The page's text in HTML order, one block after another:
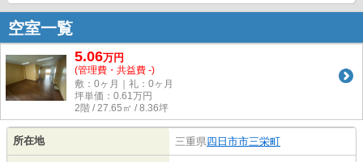
空室一覧
5.06万円
(管理費・共益費 -)
敷：0ヶ月｜礼：0ヶ月
坪単価： 0.61万円
2階 / 27.65㎡ / 8.36坪
所在地 三重県四日市市三栄町